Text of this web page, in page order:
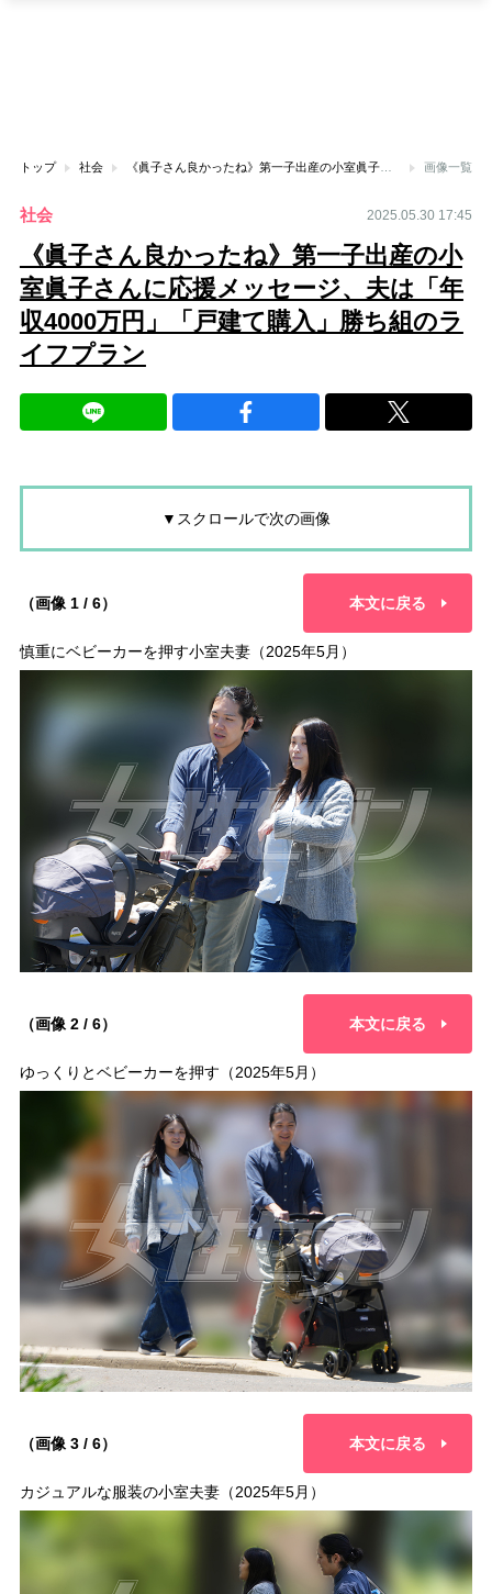
トップ 社会 《眞子さん良かったね》第一子出産の小室眞子さんに応援メッセージ、夫は「年収4000万円」「戸建て購入」勝ち組のライフプラン 画像一覧
社会 2025.05.30 17:45
《眞子さん良かったね》第一子出産の小
室眞子さんに応援メッセージ、夫は「年
収4000万円」「戸建て購入」勝ち組のラ
イフプラン
▼スクロールで次の画像
（画像 1 / 6） 本文に戻る
慎重にベビーカーを押す小室夫妻（2025年5月）
（画像 2 / 6） 本文に戻る
ゆっくりとベビーカーを押す（2025年5月）
（画像 3 / 6） 本文に戻る
カジュアルな服装の小室夫妻（2025年5月）